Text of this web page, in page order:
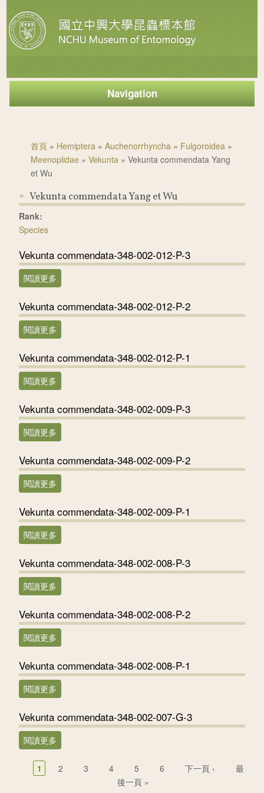
Navigation
首頁» Hemiptera» Auchenorrhyncha» Fulgoroidea»
Meenoplidae » Vekunta» Vekunta commendata Yang
et Wu
Vekunta commendata Yang et Wu
Rank:
Species
Vekunta commendata-348-002-012-P-3
閱讀更多
Vekunta commendata-348-002-012-P-2
閱讀更多
Vekunta commendata-348-002-012-P-1
閱讀更多
Vekunta commendata-348-002-009-P-3
閱讀更多
Vekunta commendata-348-002-009-P-2
閱讀更多
Vekunta commendata-348-002-009-P-1
閱讀更多
Vekunta commendata-348-002-008-P-3
閱讀更多
Vekunta commendata-348-002-008-P-2
閱讀更多
Vekunta commendata-348-002-008-P-1
閱讀更多
Vekunta commendata-348-002-007-G-3
閱讀更多
頁面
1 2 3 4 5 6 下一頁 ›
最
後一頁 »